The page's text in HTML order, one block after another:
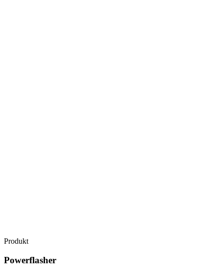
Produkt
Powerflasher